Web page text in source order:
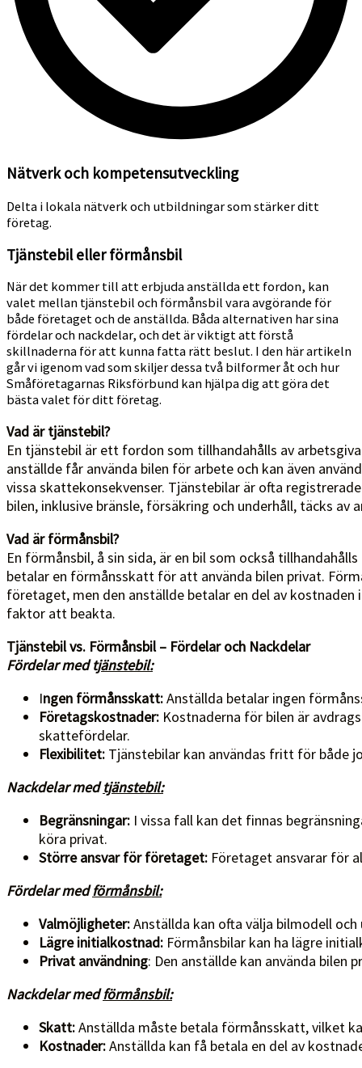
Nätverk och kompetensutveckling
Delta i lokala nätverk och utbildningar som stärker ditt
företag.
Tjänstebil eller förmånsbil
När det kommer till att erbjuda anställda ett fordon, kan
valet mellan tjänstebil och förmånsbil vara avgörande för
både företaget och de anställda. Båda alternativen har sina
fördelar och nackdelar, och det är viktigt att förstå
skillnaderna för att kunna fatta rätt beslut. I den här artikeln
går vi igenom vad som skiljer dessa två bilformer åt och hur
Småföretagarnas Riksförbund kan hjälpa dig att göra det
bästa valet för ditt företag.
Vad är tjänstebil?
En tjänstebil är ett fordon som tillhandahålls av
anställde får använda bilen för arbete och kan även
vissa skattekonsekvenser. Tjänstebilar är ofta
bilen, inklusive bränsle, försäkring och underhåll, täcks av
Vad är förmånsbil?
En förmånsbil, å sin sida, är en bil som också
betalar en förmånsskatt för att använda bilen privat.
företaget, men den anställde betalar en del av
faktor att beakta.
Tjänstebil vs. Förmånsbil – Fördelar och Nackdelar
Fördelar med tjänstebil:
Ingen förmånsskatt:Anställda betalar ingen
Företagskostnader: Kostnaderna för bilen är
skattefördelar.
Flexibilitet: Tjänstebilar kan användas fritt för både
Nackdelar medtjänstebil:
Begränsningar: I vissa fall kan det finnas
köra privat.
Större ansvar för företaget: Företaget ansvarar för
Fördelar medförmånsbil:
Valmöjligheter:Anställda kan ofta välja bilmodell
Lägre initialkostnad: Förmånsbilar kan ha lägre
Privat användning: Den anställde kan använda bilen
Nackdelar medförmånsbil:
Skatt:Anställda måste betala förmånsskatt, vilket
Kostnader:Anställda kan få betala en del av